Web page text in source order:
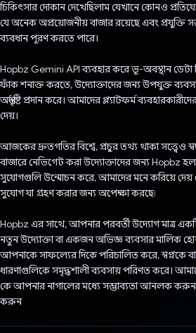
চিকিৎসার দোকান দেখেছিলাম যেখানে কোনও
যে অনেক অপ্রয়োজনীয় বাজার রয়েছে এবং প্রযুক্তি
ব্যবধান পূরণ করতে পারে।
Hopbz Gemini API ব্যবহার করে ভূ-অবস্থান ডেটা
ফাঁক শনাক্ত করতে, উদ্যোক্তাদের জন্য উপযুক্ত
অন্তর্দৃষ্টি প্রদান করে। আমাদের প্ল্যাটফর্ম
দেয়।
আজকের দ্রুতগতির বিশ্বে, প্রচুর তথ্য থাকা সত্ত্বেও
বাজারে নেভিগেট করা উদ্যোক্তাদের জন্য Hopbz
সুযোগগুলি উন্মোচন করে, আমাদের মনে করিয়ে দেয়
সুযোগ যা গ্রহণ করার জন্য অপেক্ষা করছে৷
Hopbz এর সাথে, আপনার পরবর্তী উদ্যোগ মাত্র
নতুন উদ্যোক্তা বা একজন অভিজ্ঞ ব্যবসার মালিক হোন
আপনাকে সাফল্যের দিকে পরিচালিত করে, স্বপ্নকে
ধারণাগুলিকে সমৃদ্ধশালী ব্যবসায় পরিণত করে।
কে আপনার নাগালের মধ্যে সম্ভাব্যতা আনলক করুন,
করুন